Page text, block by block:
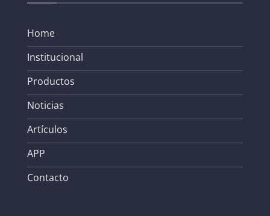
Home
Institucional
Productos
Noticias
Artículos
APP
Contacto